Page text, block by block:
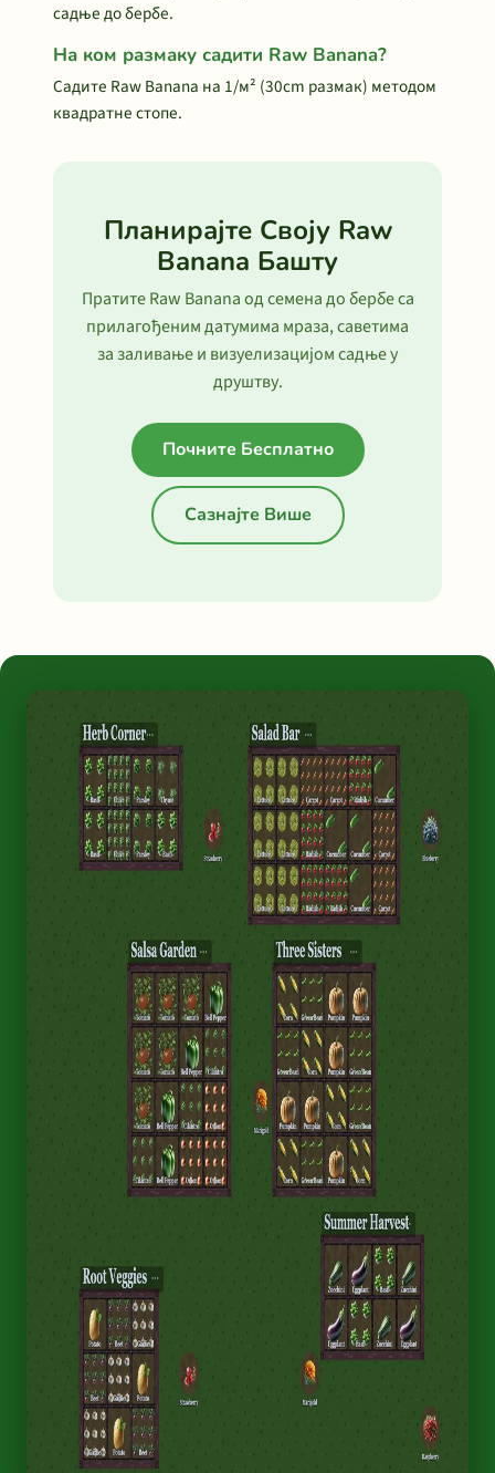
садње до бербе.
На ком размаку садити Raw Banana?
Садите Raw Banana на 1/м² (30cm размак) методом
квадратне стопе.
Планирајте Своју Raw
Banana Башту
Пратите Raw Banana од семена до бербе са
прилагођеним датумима мраза, саветима
за заливање и визуелизацијом садње у
друштву.
Почните Бесплатно
Сазнајте Више